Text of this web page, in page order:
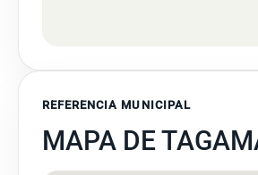
REFERENCIA MUNICIPAL
MAPA DE